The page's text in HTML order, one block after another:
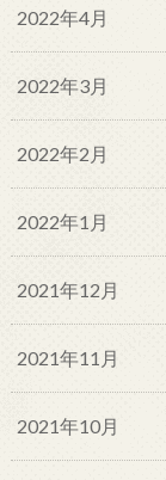
2022年4月
2022年3月
2022年2月
2022年1月
2021年12月
2021年11月
2021年10月